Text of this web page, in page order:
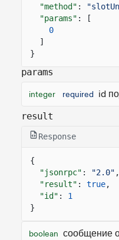
"method" :
"params" : [
0
]
}
params
integer required id
result
Response
{
"jsonrpc" : "2.0" ,
"result" : true,
"id" :
1
}
boolean сообщение